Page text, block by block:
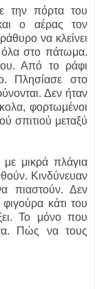
την πόρτα του
ο αέρας τον
να κλείνει
στο πάτωμα.
Από το ράφι
Πλησίασε στο
Δεν ήταν
φορτωμένοι
σπιτιού μεταξύ
μικρά πλάγια
Κινδύνευαν
πιαστούν. Δεν
κάτι του
Το μόνο που
Πώς να τους